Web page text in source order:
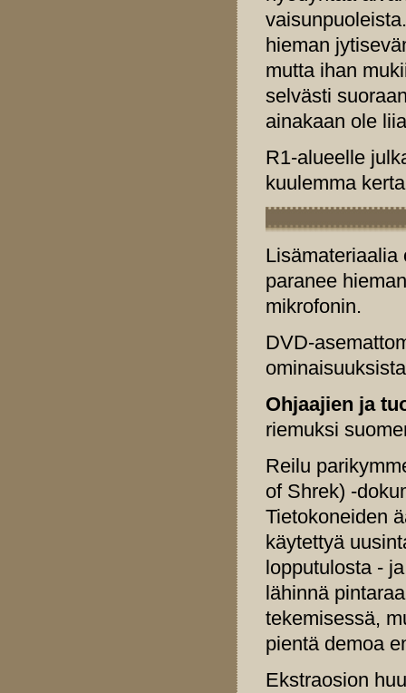
hieman
mutta ihan
selvästi
ainakaan ole
R1-alueelle
kuulemma
Lisämateriaalia
paranee
mikrofonin.
DVD-
Ohjaajien ja
riemuksi
Reilu
of Shrek) -
Tietokoneiden
käytettyä
lopputulosta -
lähinnä
tekemisessä,
pientä demoa
Ekstraosion